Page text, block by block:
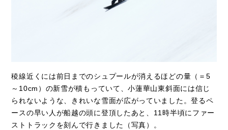
稜線近くには前日までのシュプールが消えるほどの量（＝5
～10cm）の新雪が積もっていて、小蓮華山東斜面には信じ
られないような、きれいな雪面が広がっていました。登るペ
ースの早い人が船越の頭に登頂したあと、11時半頃にファー
ストトラックを刻んで行きました（写真）。